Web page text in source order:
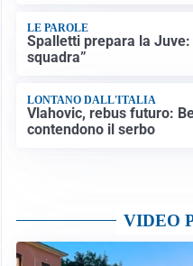
LE PAROLE
Spalletti prepara la Juve:
squadra”
LONTANO DALL'ITALIA
Vlahovic, rebus futuro:
contendono il serbo
VIDEO